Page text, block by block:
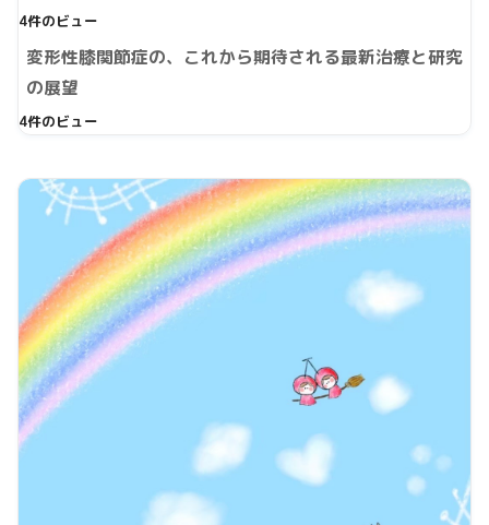
4件のビュー
変形性膝関節症の、これから期待される最新治療と研究
の展望
4件のビュー